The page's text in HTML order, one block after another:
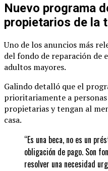
Nuevo programa
propietarios de la
Uno de los anuncios más
del fondo de reparación de
adultos mayores.
Galindo detalló que el
prioritariamente a
propietarias y tengan al
casa.
“Es una beca, no es un
obligación de pago. Son
resolver una necesidad